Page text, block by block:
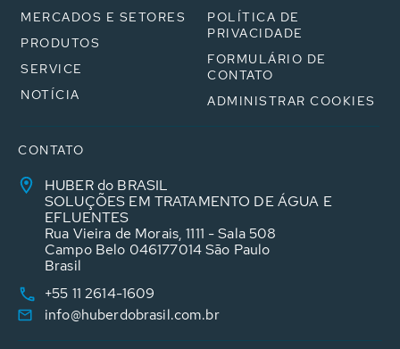
MERCADOS E SETORES
PRODUTOS
SERVICE
NOTÍCIA
POLÍTICA DE
PRIVACIDADE
FORMULÁRIO DE
CONTATO
ADMINISTRAR COOKIES
CONTATO
HUBER do BRASIL
SOLUÇÕES EM TRATAMENTO DE ÁGUA E
EFLUENTES
Rua Vieira de Morais, 1111 - Sala 508
Campo Belo 046177014 São Paulo
Brasil
+55 11 2614-1609
info@huberdobrasil.com.br